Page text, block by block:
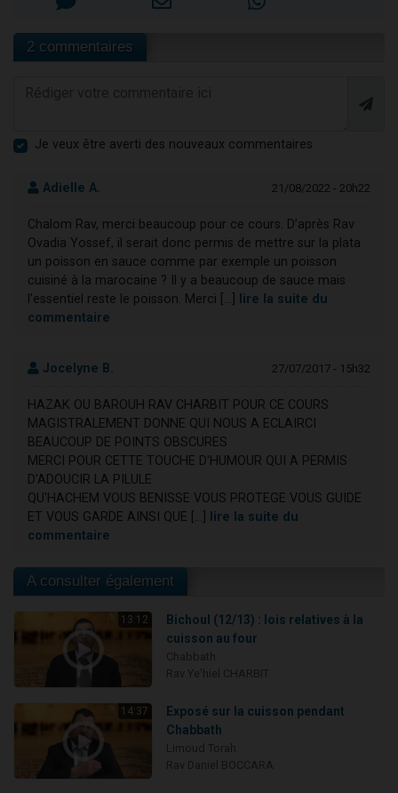
2 commentaires
Je veux être averti des nouveaux commentaires
Adielle A. 21/08/2022 - 20h22
Chalom Rav, merci beaucoup pour ce cours. D’après Rav
Ovadia Yossef, il serait donc permis de mettre sur la plata
un poisson en sauce comme par exemple un poisson
cuisiné à la marocaine ? Il y a beaucoup de sauce mais
l’essentiel reste le poisson. Merci [...] lire la suite du
commentaire
Jocelyne B. 27/07/2017 - 15h32
HAZAK OU BAROUH RAV CHARBIT POUR CE COURS
MAGISTRALEMENT DONNE QUI NOUS A ECLAIRCI
BEAUCOUP DE POINTS OBSCURES
MERCI POUR CETTE TOUCHE D'HUMOUR QUI A PERMIS
D'ADOUCIR LA PILULE
QU'HACHEM VOUS BENISSE VOUS PROTEGE VOUS GUIDE
ET VOUS GARDE AINSI QUE [...]
lire la suite du
commentaire
A consulter également
13:12
Bichoul (12/13) : lois relatives à la
cuisson au four
14:37
Exposé sur la cuisson pendant
Chabbath